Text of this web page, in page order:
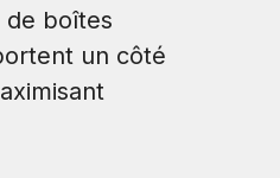
de boîtes
un côté